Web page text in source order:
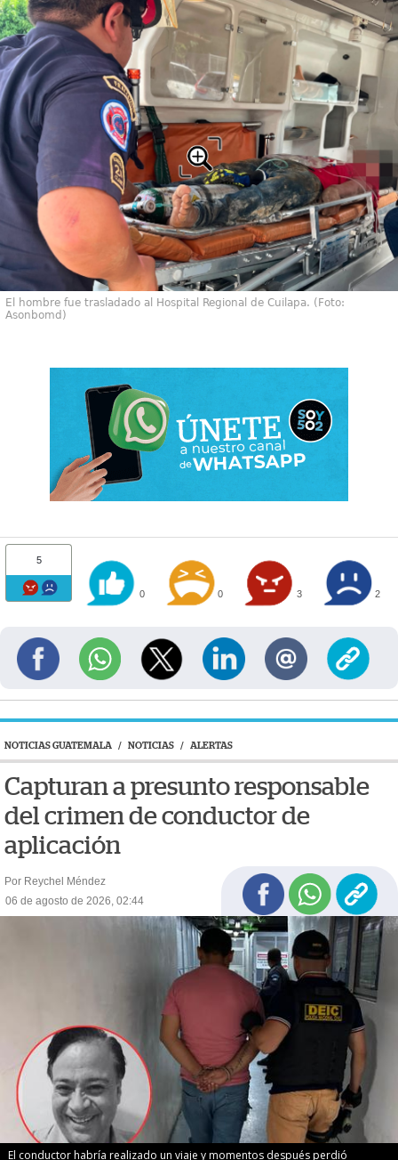
El hombre fue trasladado al Hospital Regional de Cuilapa. (Foto:
Asonbomd)
5
0 0 3 2
NOTICIAS GUATEMALA / NOTICIAS / ALERTAS
Capturan a presunto responsable
del crimen de conductor de
aplicación
Por Reychel Méndez
06 de agosto de 2026, 02:44
El conductor habría realizado un viaje y momentos después perdió